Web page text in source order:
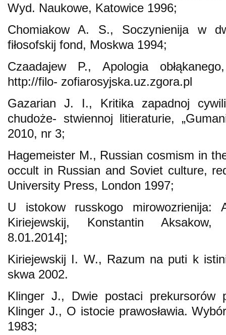
Wyd. Naukowe, Katowice 1996;
Chomiakow A. S., Soczynienija w
fiłosofskij fond, Moskwa 1994;
Czaadajew P., Apologia
http://filo- zofiarosyjska.uz.zgora.pl
Gazarian J. I., Kritika zapadnoj
chudoże- stwiennoj litieraturie,
2010, nr 3;
Hagemeister M., Russian cosmism in
occult in Russian and Soviet culture,
University Press, London 1997;
U istokow russkogo mirowozrienija:
Kiriejewskij, Konstantin Aksakow,
8.01.2014];
Kiriejewskij I. W., Razum na puti k
skwa 2002.
Klinger J., Dwie postaci prekursorów
Klinger J., O istocie prawosławia.
1983;